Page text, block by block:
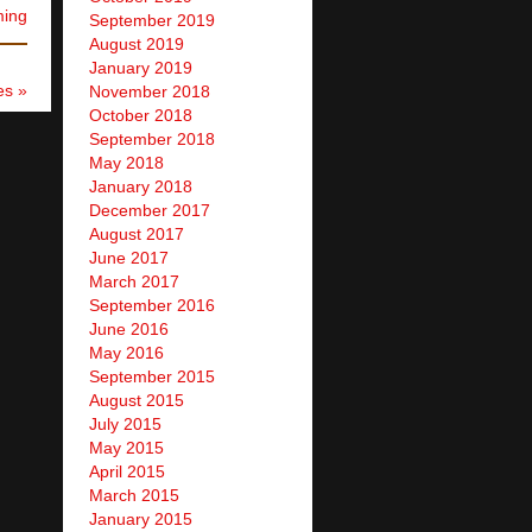
»
September 2019
August 2019
January 2019
November 2018
October 2018
September 2018
May 2018
January 2018
December 2017
August 2017
June 2017
March 2017
September 2016
June 2016
May 2016
September 2015
August 2015
July 2015
May 2015
April 2015
March 2015
January 2015